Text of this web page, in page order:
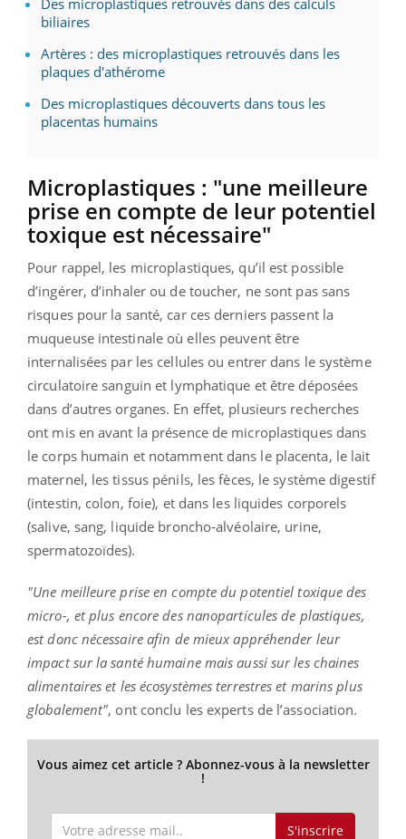
Des microplastiques retrouvés dans des calculs
biliaires
Artères : des microplastiques retrouvés dans les
plaques d'athérome
Des microplastiques découverts dans tous les
placentas humains
Microplastiques : "une meilleure
prise en compte de leur potentiel
toxique est nécessaire"
Pour rappel, les microplastiques, qu’il est possible
d’ingérer, d’inhaler ou de toucher, ne sont pas sans
risques pour la santé, car ces derniers passent la
muqueuse intestinale où elles peuvent être
internalisées par les cellules ou entrer dans le système
circulatoire sanguin et lymphatique et être déposées
dans d’autres organes. En effet, plusieurs recherches
ont mis en avant la présence de microplastiques dans
le corps humain et notamment dans le placenta, le lait
maternel, les tissus pénils, les fèces, le système digestif
(intestin, colon, foie), et dans les liquides corporels
(salive, sang, liquide broncho-alvéolaire, urine,
spermatozoïdes).
"Une meilleure prise en compte du potentiel toxique des
micro-, et plus encore des nanoparticules de plastiques,
est donc nécessaire afin de mieux appréhender leur
impact sur la santé humaine mais aussi sur les chaines
alimentaires et les écosystèmes terrestres et marins plus
globalement", ont conclu les experts de l’association.
Vous aimez cet article ? Abonnez-vous à la newsletter
!
S'inscrire